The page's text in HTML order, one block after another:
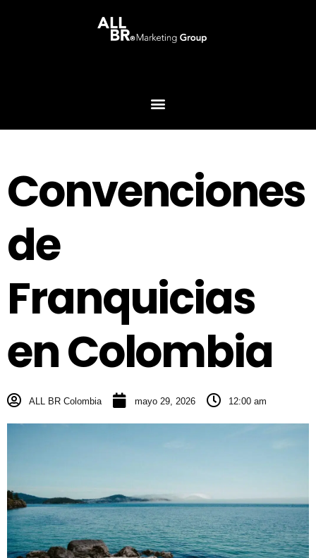
Convenciones
de
Franquicias
en Colombia
ALL BR Colombia mayo 29, 2026 12:00 am